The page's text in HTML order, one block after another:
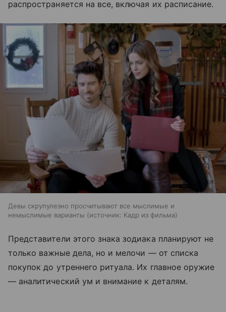
распространяется на все, включая их расписание.
Девы скрупулезно просчитывают все мыслимые и
немыслимые варианты
источник: Кадр из фильма
Представители этого знака зодиака планируют не
только важные дела, но и мелочи — от списка
покупок до утреннего ритуала. Их главное оружие
— аналитический ум и внимание к деталям.